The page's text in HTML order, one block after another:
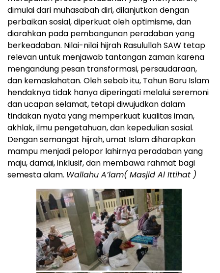
dimulai dari muhasabah diri, dilanjutkan dengan
perbaikan sosial, diperkuat oleh optimisme, dan
diarahkan pada pembangunan peradaban yang
berkeadaban. Nilai-nilai hijrah Rasulullah SAW tetap
relevan untuk menjawab tantangan zaman karena
mengandung pesan transformasi, persaudaraan,
dan kemaslahatan. Oleh sebab itu, Tahun Baru Islam
hendaknya tidak hanya diperingati melalui seremoni
dan ucapan selamat, tetapi diwujudkan dalam
tindakan nyata yang memperkuat kualitas iman,
akhlak, ilmu pengetahuan, dan kepedulian sosial.
Dengan semangat hijrah, umat Islam diharapkan
mampu menjadi pelopor lahirnya peradaban yang
maju, damai, inklusif, dan membawa rahmat bagi
semesta alam. Wallahu A’lam( Masjid Al Ittihat )